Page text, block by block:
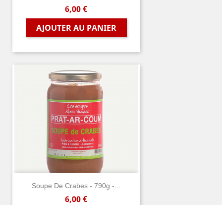
Prix
6,00 €
AJOUTER AU PANIER
Soupe De Crabes - 790g -...
Prix
6,00 €